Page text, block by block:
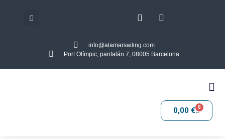
info@alamarsailing.com
Port Olímpic, pantalán 7, 08005 Barcelona
0,00 € 0